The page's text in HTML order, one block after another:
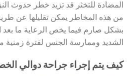
المضادة للتخثر قد تزيد خطر حدوث
من هذه المخاطر يمكن تقليلها عن
بشكل صارم فيما يخص الرعاية ما بعد
الشديد وممارسة الجنس لفترة زمنية
كيف يتم إجراء جراحة دوالي